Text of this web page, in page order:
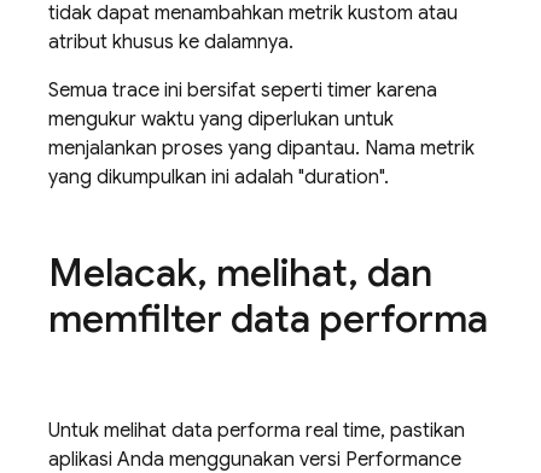
tidak dapat menambahkan metrik kustom atau
atribut khusus ke dalamnya.
Semua trace ini bersifat seperti timer karena
mengukur waktu yang diperlukan untuk
menjalankan proses yang dipantau. Nama metrik
yang dikumpulkan ini adalah "duration".
Melacak, melihat, dan
memfilter data performa
Untuk melihat data performa real time, pastikan
aplikasi Anda menggunakan versi Performance